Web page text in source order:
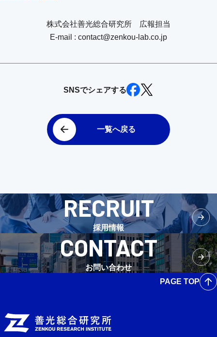
株式会社善光総合研究所 広報担当
E-mail : contact@zenkou-lab.co.jp
SNSでシェアする
一覧へ戻る
RECRUIT
採用情報
CONTACT
お問い合わせ
PAGE TOP